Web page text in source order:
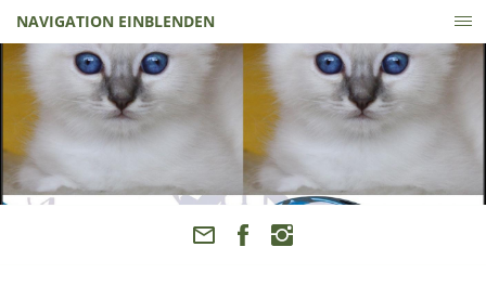
NAVIGATION EINBLENDEN